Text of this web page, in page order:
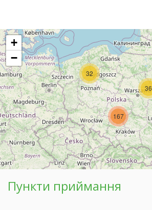
32
36
167
+
−
Пункти приймання